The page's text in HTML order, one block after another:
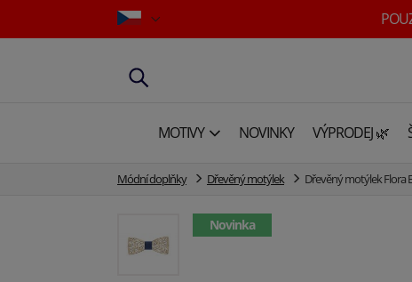
MOTIVY NOVINKY VÝPRODEJ 🌿
Módní doplňky Dřevěný motýlek Dřevěný motýlek Flora
Novinka